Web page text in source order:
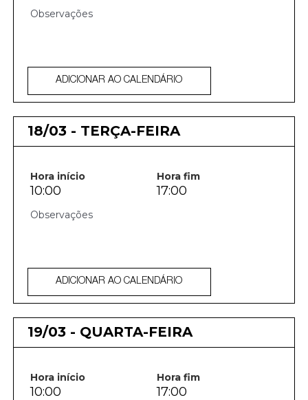
ADICIONAR AO CALENDÁRIO
18/03 - TERÇA-FEIRA
Hora início Hora fim
10:00 17:00
ADICIONAR AO CALENDÁRIO
19/03 - QUARTA-FEIRA
Hora início Hora fim
10:00 17:00